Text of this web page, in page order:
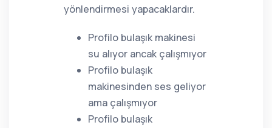
yönlendirmesi yapacaklardır.
Profilo bulaşık makinesi
su alıyor ancak çalışmıyor
Profilo bulaşık
makinesinden ses geliyor
ama çalışmıyor
Profilo bulaşık